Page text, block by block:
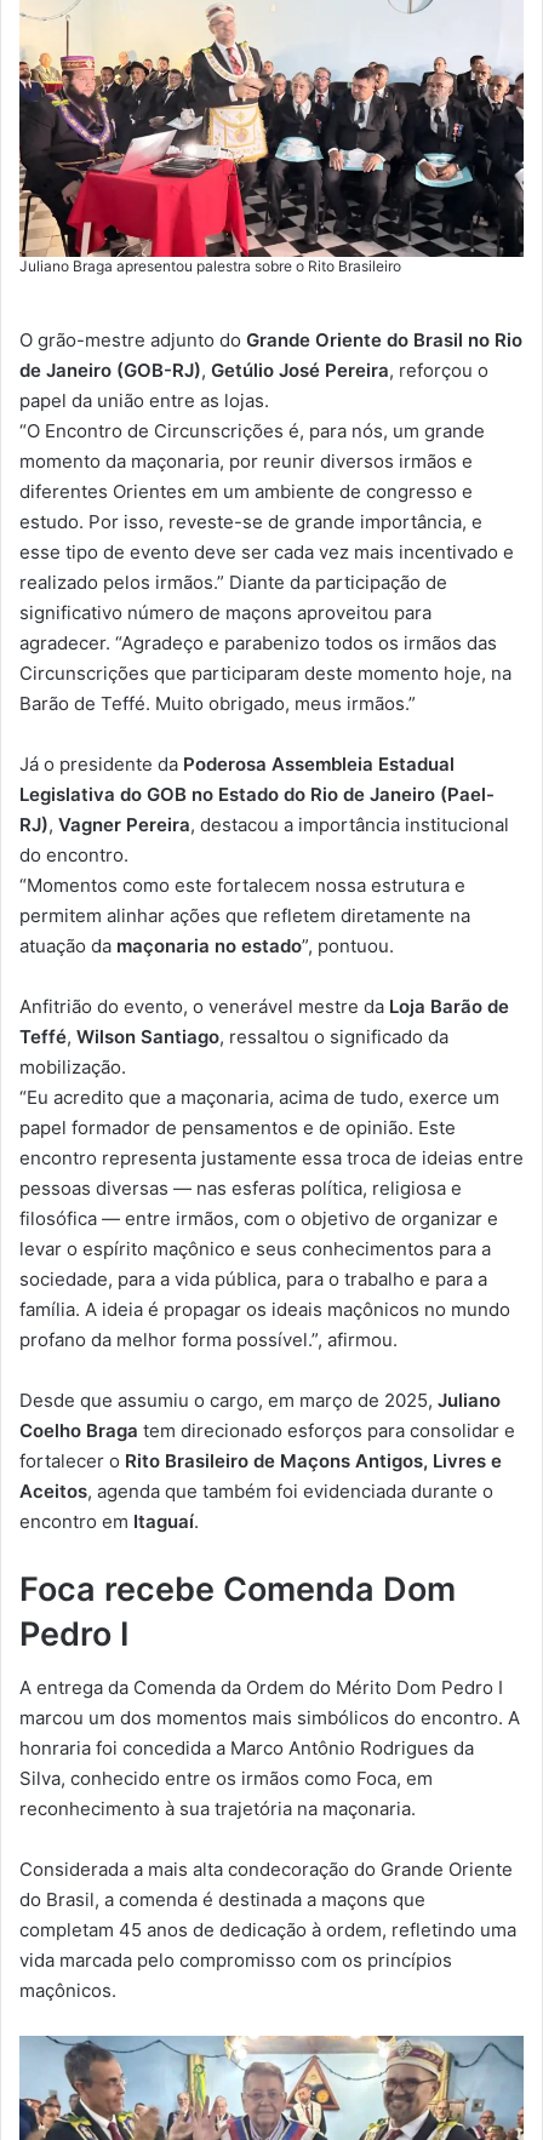
Juliano Braga apresentou palestra sobre o Rito Brasileiro
O grão-mestre adjunto do Grande Oriente do Brasil no Rio
de Janeiro (GOB-RJ), Getúlio José Pereira, reforçou o
papel da união entre as lojas.
“O Encontro de Circunscrições é, para nós, um grande
momento da maçonaria, por reunir diversos irmãos e
diferentes Orientes em um ambiente de congresso e
estudo. Por isso, reveste-se de grande importância, e
esse tipo de evento deve ser cada vez mais incentivado e
realizado pelos irmãos.” Diante da participação de
significativo número de maçons aproveitou para
agradecer. “Agradeço e parabenizo todos os irmãos das
Circunscrições que participaram deste momento hoje, na
Barão de Teffé. Muito obrigado, meus irmãos.”
Já o presidente da Poderosa Assembleia Estadual
Legislativa do GOB no Estado do Rio de Janeiro (Pael-
RJ), Vagner Pereira, destacou a importância institucional
do encontro.
“Momentos como este fortalecem nossa estrutura e
permitem alinhar ações que refletem diretamente na
atuação da maçonaria no estado”, pontuou.
Anfitrião do evento, o venerável mestre da Loja Barão de
Teffé, Wilson Santiago, ressaltou o significado da
mobilização.
“Eu acredito que a maçonaria, acima de tudo, exerce um
papel formador de pensamentos e de opinião. Este
encontro representa justamente essa troca de ideias entre
pessoas diversas — nas esferas política, religiosa e
filosófica — entre irmãos, com o objetivo de organizar e
levar o espírito maçônico e seus conhecimentos para a
sociedade, para a vida pública, para o trabalho e para a
família. A ideia é propagar os ideais maçônicos no mundo
profano da melhor forma possível.”, afirmou.
Desde que assumiu o cargo, em março de 2025, Juliano
Coelho Braga tem direcionado esforços para consolidar e
fortalecer o Rito Brasileiro de Maçons Antigos, Livres e
Aceitos, agenda que também foi evidenciada durante o
encontro em Itaguaí.
Foca recebe Comenda Dom
Pedro I
A entrega da Comenda da Ordem do Mérito Dom Pedro I
marcou um dos momentos mais simbólicos do encontro. A
honraria foi concedida a Marco Antônio Rodrigues da
Silva, conhecido entre os irmãos como Foca, em
reconhecimento à sua trajetória na maçonaria.
Considerada a mais alta condecoração do Grande Oriente
do Brasil, a comenda é destinada a maçons que
completam 45 anos de dedicação à ordem, refletindo uma
vida marcada pelo compromisso com os princípios
maçônicos.